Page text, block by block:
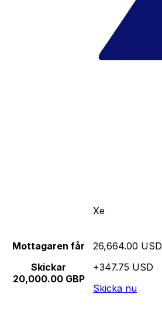
Xe
Mottagaren får
Skickar
20,000.00 GBP
26,664.00 USD
+347.75 USD
Skicka nu